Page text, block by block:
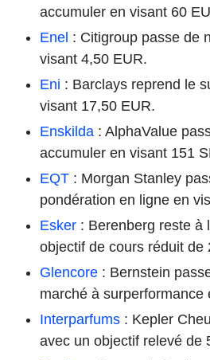
accumuler en visant 60
Enel : Citigroup passe de
visant 4,50 EUR.
Eni : Barclays reprend le
visant 17,50 EUR.
Enskilda : AlphaValue
accumuler en visant 151
EQT : Morgan Stanley
pondération en ligne en
Esker : Berenberg reste à
objectif de cours réduit de
Glencore : Bernstein
marché à surperformance
Interparfums : Kepler
avec un objectif relevé de